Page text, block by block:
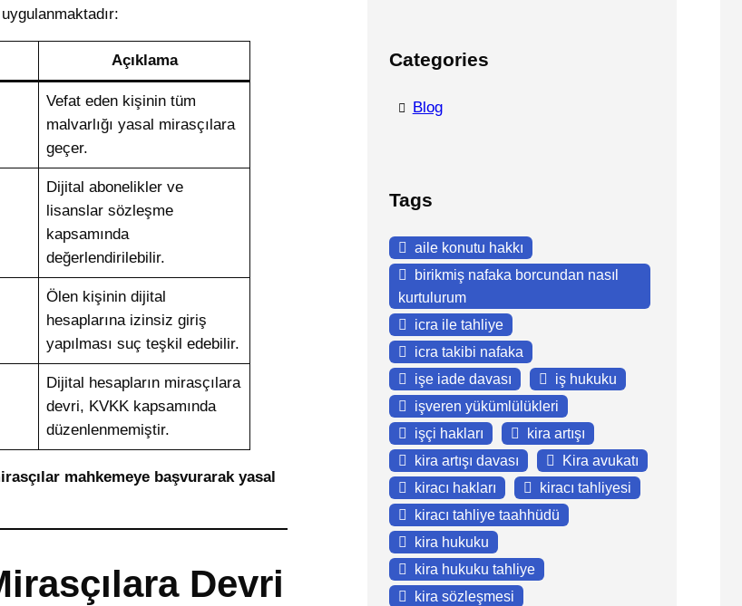
Açıklama
Vefat eden kişinin tüm
malvarlığı yasal mirasçılara
geçer.
Dijital abonelikler ve
lisanslar sözleşme
kapsamında
değerlendirilebilir.
Ölen kişinin dijital
hesaplarına izinsiz giriş
yapılması suç teşkil edebilir.
Dijital hesapların mirasçılara
devri, KVKK kapsamında
düzenlenmemiştir.
mahkemeye başvurarak yasal
Devri
Categories
Blog
Tags
aile konutu hakkı
birikmiş nafaka borcundan nasıl
kurtulurum
icra ile tahliye
icra takibi nafaka
işe iade davası
iş hukuku
işveren yükümlülükleri
işçi hakları
kira artışı
kira artışı davası
Kira avukatı
kiracı hakları
kiracı tahliyesi
kiracı tahliye taahhüdü
kira hukuku
kira hukuku tahliye
kira sözleşmesi